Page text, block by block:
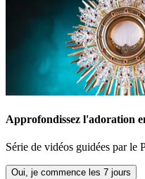
Approfondissez l'adoration
Série de vidéos guidées par le
Oui, je commence les 7 jours